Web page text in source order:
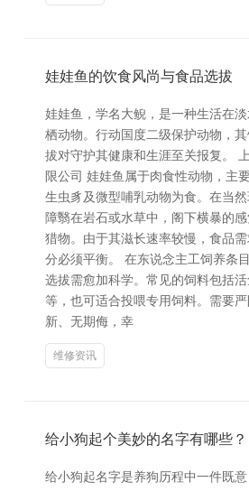
娃娃鱼的饮食风尚与食品选拔
娃娃鱼，学名大鲵，是一种生活在
栖动物。行动国度二级保护动物，
拔对守护其健康和生涯至关报复。
限公司 娃娃鱼属于肉食性动物，主
生虫豸及微型哺乳动物为食。在当
障翳在岩石或水草中，阁下横暴的
猎物。由于其滋长速率较慢，食品
分必须平衡。 在东说念主工饲养条
选拔需愈加科学。常见的饲料包括
等，也可适合投喂专用饲料。需要
新、无期侮，幸
维修资讯
给小狗起个美妙的名字有哪些？
给小狗起名字是养狗历程中一件既意